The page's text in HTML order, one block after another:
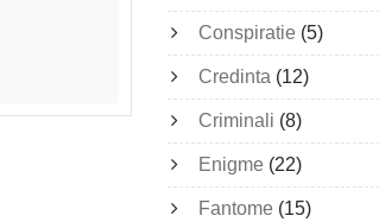
Conspiratie (5)
Credinta (12)
Criminali (8)
Enigme (22)
Fantome (15)